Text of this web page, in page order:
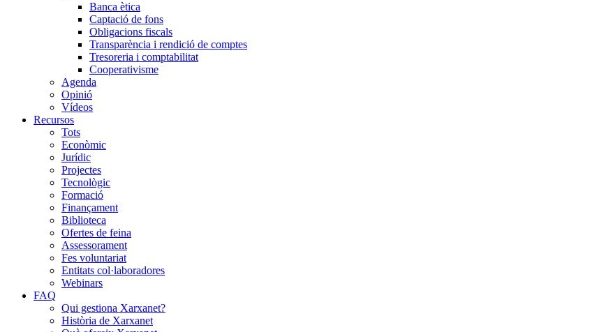
Banca ètica
Captació de fons
Obligacions fiscals
Transparència i rendició de comptes
Tresoreria i comptabilitat
Cooperativisme
Agenda
Opinió
Vídeos
Recursos
Tots
Econòmic
Jurídic
Projectes
Tecnològic
Formació
Finançament
Biblioteca
Ofertes de feina
Assessorament
Fes voluntariat
Entitats col·laboradores
Webinars
FAQ
Qui gestiona Xarxanet?
Història de Xarxanet